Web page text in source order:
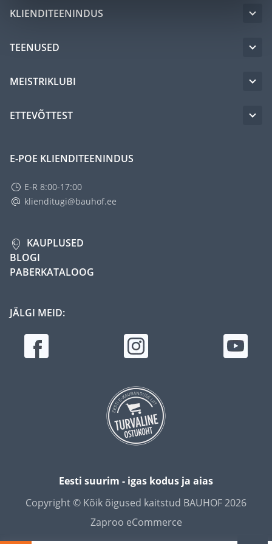
KLIENDITEENINDUS
TEENUSED
MEISTRIKLUBI
ETTEVÕTTEST
E-POE KLIENDITEENINDUS
E-R 8:00-17:00
klienditugi@bauhof.ee
KAUPLUSED
BLOGI
PABERKATALOOG
JÄLGI MEID:
Eesti suurim - igas kodus ja aias
Copyright © Kõik õigused kaitstud BAUHOF 2026
Zaproo eCommerce